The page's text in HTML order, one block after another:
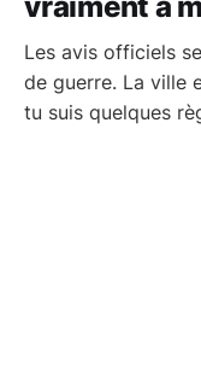
Les avis officiels
de guerre. La ville
tu suis quelques